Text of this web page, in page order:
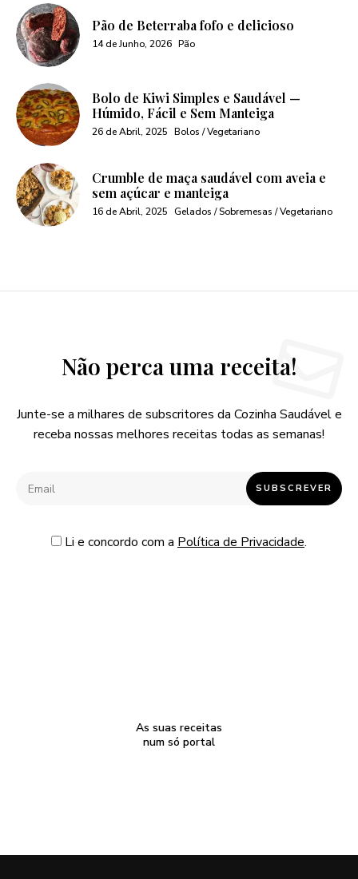
Pão de Beterraba fofo e delicioso
14 de Junho, 2026 Pão
Bolo de Kiwi Simples e Saudável —
Húmido, Fácil e Sem Manteiga
26 de Abril, 2025 Bolos / Vegetariano
Crumble de maça saudável com aveia e
sem açúcar e manteiga
16 de Abril, 2025 Gelados / Sobremesas / Vegetariano
Não perca uma receita!
Junte-se a milhares de subscritores da Cozinha Saudável e
receba nossas melhores receitas todas as semanas!
Li e concordo com a Política de Privacidade.
As suas receitas
num só portal